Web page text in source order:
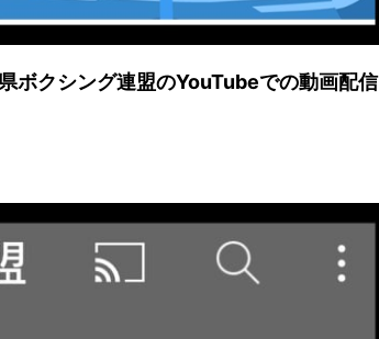
ボクシング連盟のYouTubeでの動画配信